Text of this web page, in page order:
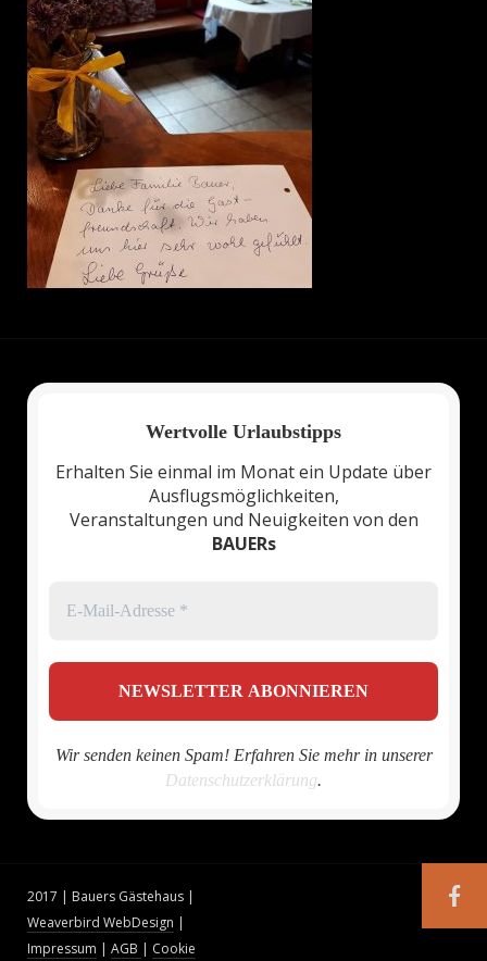
Wertvolle Urlaubstipps
Erhalten Sie einmal im Monat ein Update über
Ausflugsmöglichkeiten,
Veranstaltungen und Neuigkeiten von den
BAUERs
Wir senden keinen Spam! Erfahren Sie mehr in unserer
Datenschutzerklärung.
2017 | Bauers Gästehaus |
Weaverbird WebDesign |
Impressum | AGB | Cookie